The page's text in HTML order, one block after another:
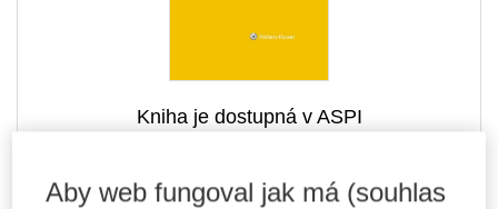
Kniha je dostupná v ASPI
Aby web fungoval jak má (souhlas